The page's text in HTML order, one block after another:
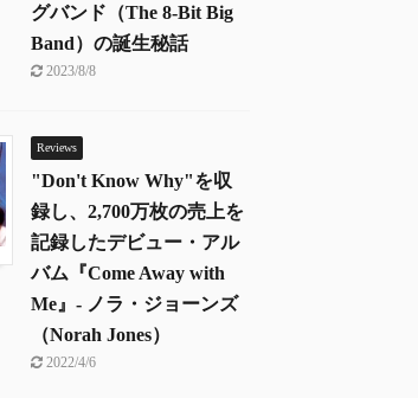
グバンド（The 8-Bit Big
Band）の誕生秘話
2023/8/8
Reviews
"Don't Know Why"を収
録し、2,700万枚の売上を
記録したデビュー・アル
バム『Come Away with
Me』- ノラ・ジョーンズ
（Norah Jones）
2022/4/6